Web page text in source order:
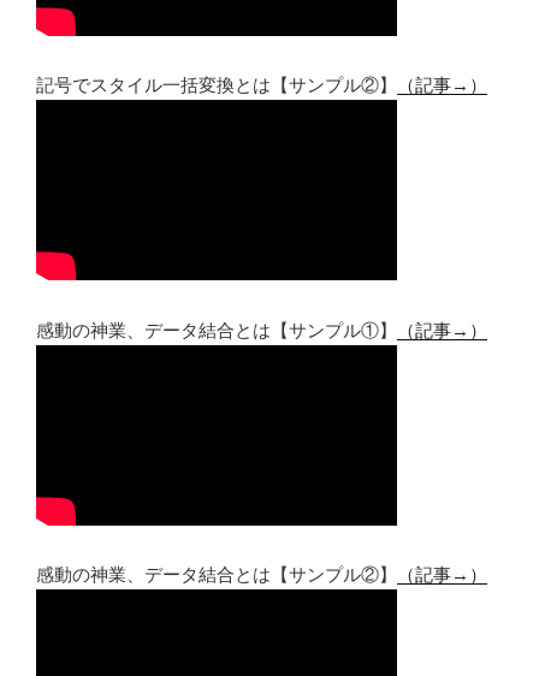
記号でスタイル一括変換とは【サンプル②】 （記事→）
感動の神業、データ結合とは【サンプル①】 （記事→）
感動の神業、データ結合とは【サンプル②】 （記事→）